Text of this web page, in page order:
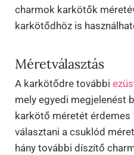
charmok karkötők
karkötődhöz is
Méretválasztás
A karkötődre további
mely egyedi megjelenést
karkötő méretét érdemes
választani a csuklód
hány további díszítő